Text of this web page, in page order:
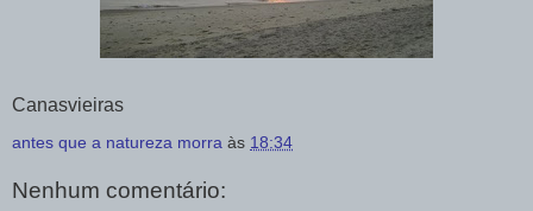
Canasvieiras
antes que a natureza morra às 18:34
Nenhum comentário: